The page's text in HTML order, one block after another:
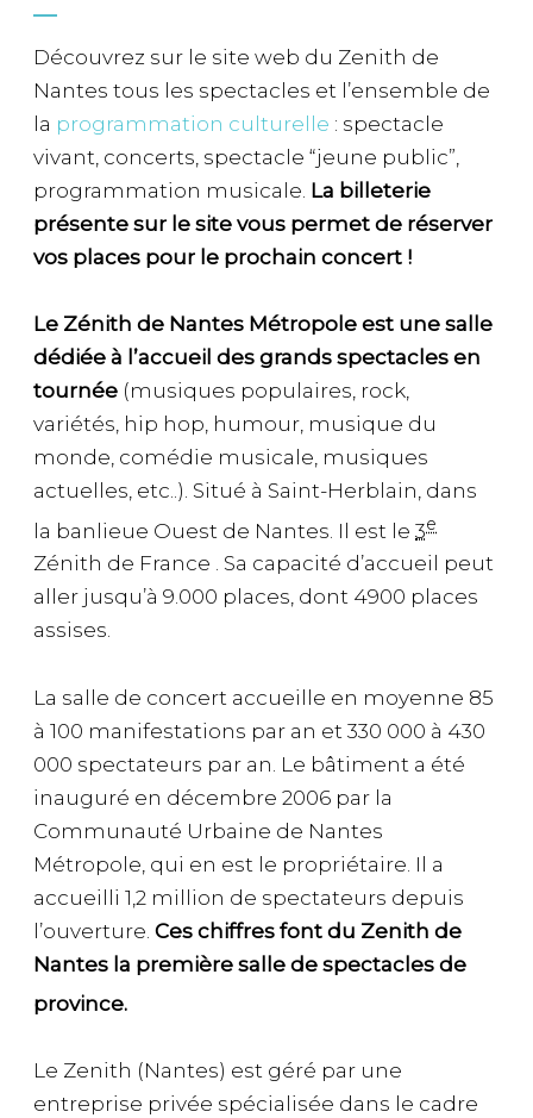
Découvrez sur le site web du Zenith de
Nantes tous les spectacles et l’ensemble de
la programmation culturelle : spectacle
vivant, concerts, spectacle “jeune public”,
programmation musicale. La billeterie
présente sur le site vous permet de réserver
vos places pour le prochain concert !
Le Zénith de Nantes Métropole est une salle
dédiée à l’accueil des grands spectacles en
tournée (musiques populaires, rock,
variétés, hip hop, humour, musique du
monde, comédie musicale, musiques
actuelles, etc..). Situé à Saint-Herblain, dans
la banlieue Ouest de Nantes. Il est le3e
Zénith de France . Sa capacité d’accueil peut
aller jusqu’à 9.000 places, dont 4900 places
assises.
La salle de concert accueille en moyenne 85
à 100 manifestations par an et 330 000 à 430
000 spectateurs par an. Le bâtiment a été
inauguré en décembre 2006 par la
Communauté Urbaine de Nantes
Métropole, qui en est le propriétaire. Il a
accueilli1,2 million de spectateurs depuis
l’ouverture.Ces chiffres font du Zenith de
Nantes la première salle de spectacles de
province.
Le Zenith (Nantes) est géré par une
entreprise privée spécialisée dans le cadre